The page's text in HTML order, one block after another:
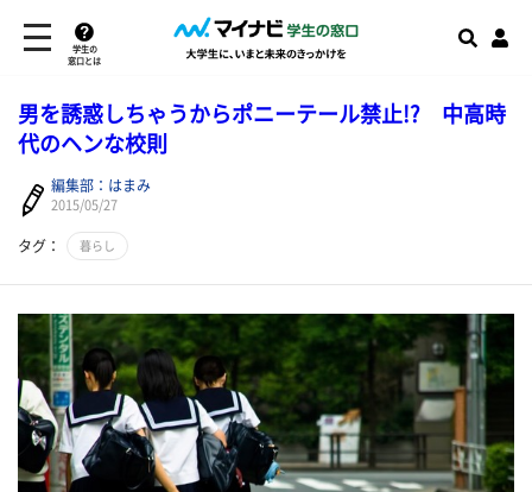
学生の
窓口とは
男を誘惑しちゃうからポニーテール禁止!? 中高時
代のヘンな校則
編集部：はまみ
2015/05/27
タグ： 暮らし